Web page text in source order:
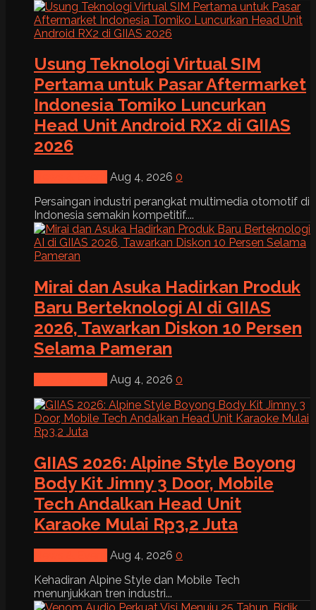
Usung Teknologi Virtual SIM
Pertama untuk Pasar Aftermarket
Indonesia Tomiko Luncurkan
Head Unit Android RX2 di GIIAS
2026
Aug 4, 2026 0
Persaingan industri perangkat multimedia otomotif di
Indonesia semakin kompetitif....
Mirai dan Asuka Hadirkan Produk
Baru Berteknologi AI di GIIAS
2026, Tawarkan Diskon 10 Persen
Selama Pameran
Aug 4, 2026 0
GIIAS 2026: Alpine Style Boyong
Body Kit Jimny 3 Door, Mobile
Tech Andalkan Head Unit
Karaoke Mulai Rp3,2 Juta
Aug 4, 2026 0
Kehadiran Alpine Style dan Mobile Tech
menunjukkan tren industri...